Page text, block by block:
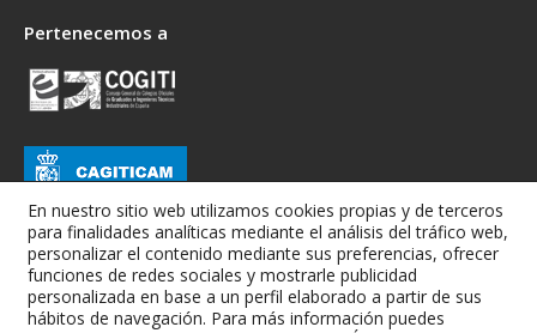
Pertenecemos a
En nuestro sitio web utilizamos cookies propias y de terceros
para finalidades analíticas mediante el análisis del tráfico web,
personalizar el contenido mediante sus preferencias, ofrecer
funciones de redes sociales y mostrarle publicidad
personalizada en base a un perfil elaborado a partir de sus
hábitos de navegación. Para más información puedes